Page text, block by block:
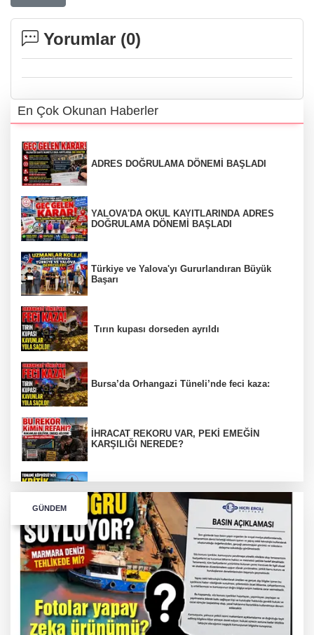
Yorumlar (0)
En Çok Okunan Haberler
ADRES DOĞRULAMA DÖNEMİ BAŞLADI
YALOVA'DA OKUL KAYITLARINDA ADRES
DOĞRULAMA DÖNEMİ BAŞLADI
Türkiye ve Yalova'yı Gururlandıran Büyük
Başarı
Tırın kupası dorseden ayrıldı
Bursa’da Orhangazi Tüneli’nde feci kaza:
İHRACAT REKORU VAR, PEKİ EMEĞİN
KARŞILIĞI NEREDE?
TONAMİ KÖPRÜSÜ'NDE PANİK!
GÜNEY MARMARA OTOYOLU İMAR
PLANLARI ASKIDA!
GÜNEY MARMARA OTOYOLU İMAR
PLANLARI ASKIDA!
GÜNDEM